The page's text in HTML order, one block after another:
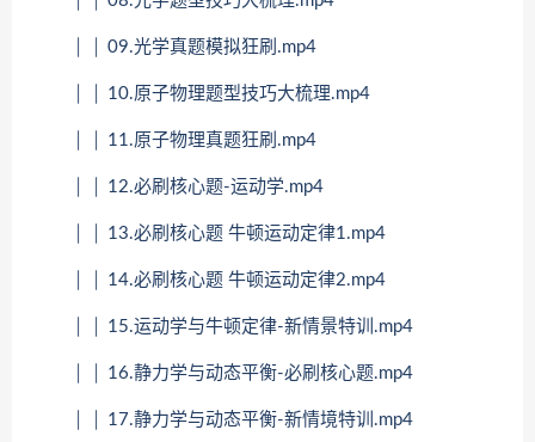
│ │ 09.光学真题模拟狂刷.mp4
│ │ 10.原子物理题型技巧大梳理.mp4
│ │ 11.原子物理真题狂刷.mp4
│ │ 12.必刷核心题-运动学.mp4
│ │ 13.必刷核心题 牛顿运动定律1.mp4
│ │ 14.必刷核心题 牛顿运动定律2.mp4
│ │ 15.运动学与牛顿定律-新情景特训.mp4
│ │ 16.静力学与动态平衡-必刷核心题.mp4
│ │ 17.静力学与动态平衡-新情境特训.mp4